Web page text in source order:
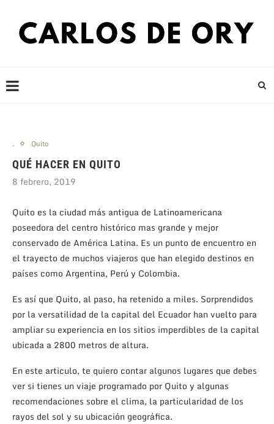
. Quito
QUÉ HACER EN QUITO
8 febrero, 2019
Quito es la ciudad más antigua de Latinoamericana
poseedora del centro histórico mas grande y mejor
conservado de América Latina. Es un punto de encuentro en
el trayecto de muchos viajeros que han elegido destinos en
países como Argentina, Perú y Colombia.
Es así que Quito, al paso, ha retenido a miles. Sorprendidos
por la versatilidad de la capital del Ecuador han vuelto para
ampliar su experiencia en los sitios imperdibles de la capital
ubicada a 2800 metros de altura.
En este articulo, te quiero contar algunos lugares que debes
ver si tienes un viaje programado por Quito y algunas
recomendaciones sobre el clima, la particularidad de los
rayos del sol y su ubicación geográfica.